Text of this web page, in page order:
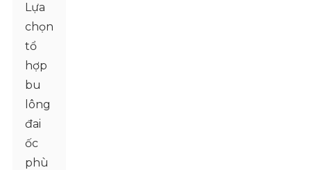
Lựa
chọn
tổ
hợp
bu
lông
đai
ốc
phù